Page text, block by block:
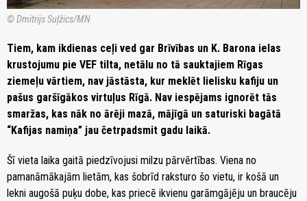
© Dmitrijs Suļžics/MN
Tiem, kam ikdienas ceļi ved gar Brīvības un K. Barona ielas
krustojumu pie VEF tilta, netālu no tā sauktajiem Rīgas
ziemeļu vārtiem, nav jāstāsta, kur meklēt lielisku kafiju un
pašus garšīgākos virtuļus Rīgā. Nav iespējams ignorēt tās
smaržas, kas nāk no ārēji mazā, mājīgā un saturiski bagātā
“Kafijas namiņa” jau četrpadsmit gadu laikā.
Šī vieta laika gaitā piedzīvojusi milzu pārvērtības. Viena no
pamanāmākajām lietām, kas šobrīd raksturo šo vietu, ir košā un
lekni augošā puķu dobe, kas priecē ikvienu garāmgājēju un braucēju